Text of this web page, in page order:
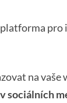
pro
na vaše
sociálních